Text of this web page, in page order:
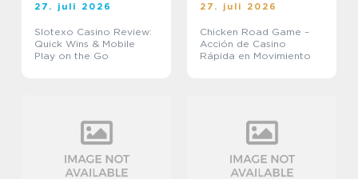
27. juli 2026
Slotexo Casino Review:
Quick Wins & Mobile
Play on the Go
27. juli 2026
Chicken Road Game –
Acción de Casino
Rápida en Movimiento